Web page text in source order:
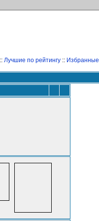
:: Лучшие по рейтингу :: Избранные